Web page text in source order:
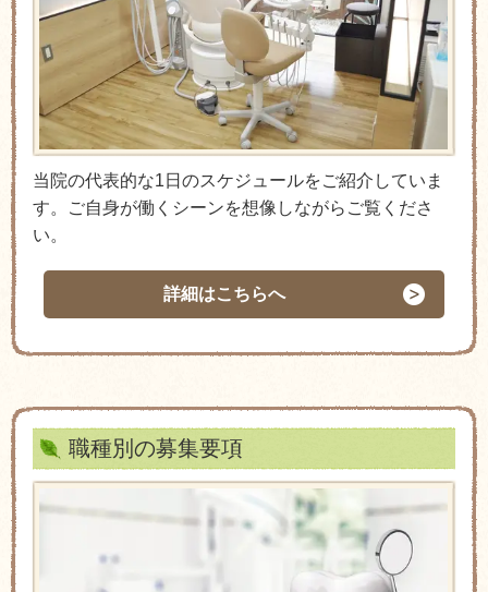
当院の代表的な1日のスケジュールをご紹介していま
す。ご自身が働くシーンを想像しながらご覧くださ
い。
詳細はこちらへ
職種別の募集要項